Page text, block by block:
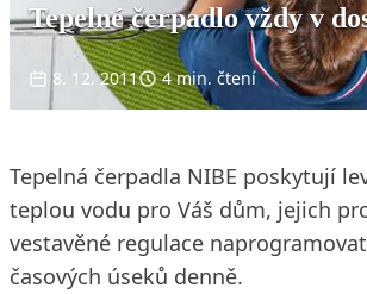
Tepelné čerpadlo vždy v
8. 12. 2011 4 min. čtení
Tepelná čerpadla NIBE poskytují
teplou vodu pro Váš dům, jejich
vestavěné regulace
časových úseků denně.